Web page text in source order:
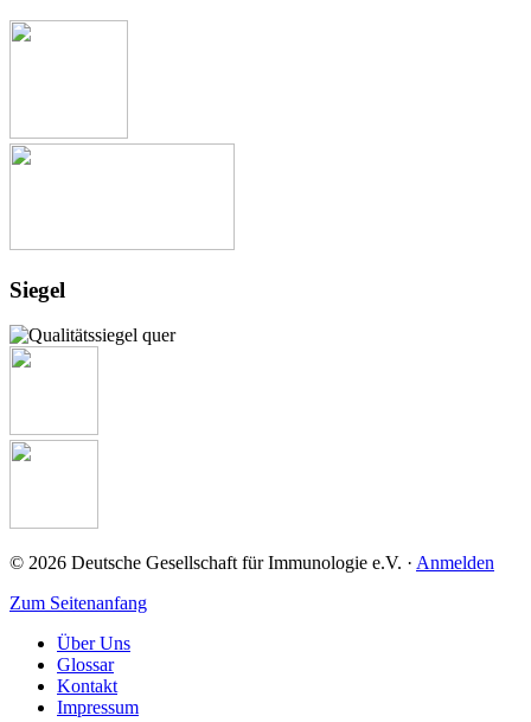
Siegel
© 2026 Deutsche Gesellschaft für Immunologie e.V. · Anmelden
Zum Seitenanfang
Über Uns
Glossar
Kontakt
Impressum